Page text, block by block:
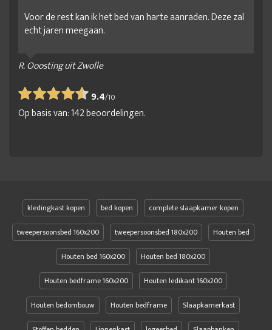
Voor de rest kan ik het bed van harte aanraden. Deze zal
echt jaren meegaan.
R. Ooosting uit Zwolle
9.4/10
Op basis van:142beoordelingen.
kledingkast kopen bed kopen
complete slaapkamer kopen
tweepersoonsbed 160x200
tweepersoonsbed 180x200
Houten bed
Houten bed 160x200
Houten bed 180x200
Houten bedframe 160x200
Houten ledikant 160x200
Houten bedombouw
Houten bedframe
Slaapkamerkast